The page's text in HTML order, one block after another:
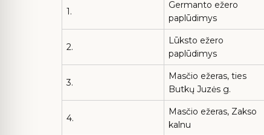
1.
Germanto ežero
paplūdimys
2.
Lūksto ežero
paplūdimys
3.
Masčio ežeras, ties
Butkų Juzės g.
4.
Masčio ežeras, Zakso
kalnu